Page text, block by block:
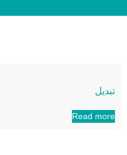
تبدیل
Read more